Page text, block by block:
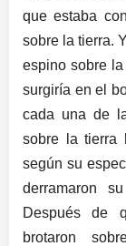
que estaba
sobre la tierra.
espino sobre
surgiría en el
cada una de
sobre la tierra
según su
derramaron
Después de
brotaron